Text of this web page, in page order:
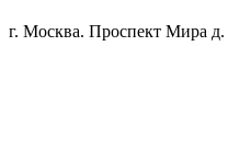
г. Москва. Проспект Мира д.